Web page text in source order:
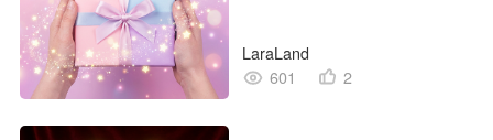
LaraLand
601
2